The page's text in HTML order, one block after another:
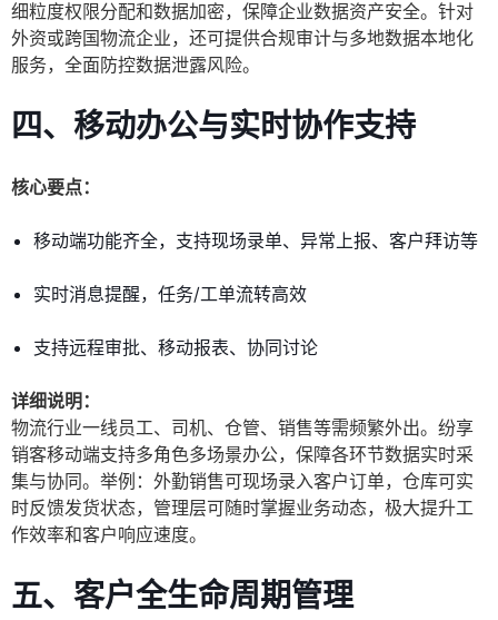
细粒度权限分配和数据加密，保障企业数据资产安全。针对
外资或跨国物流企业，还可提供合规审计与多地数据本地化
服务，全面防控数据泄露风险。
四、移动办公与实时协作支持
核心要点：
移动端功能齐全，支持现场录单、异常上报、客户拜访等
实时消息提醒，任务/工单流转高效
支持远程审批、移动报表、协同讨论
详细说明：
物流行业一线员工、司机、仓管、销售等需频繁外出。纷享
销客移动端支持多角色多场景办公，保障各环节数据实时采
集与协同。举例：外勤销售可现场录入客户订单，仓库可实
时反馈发货状态，管理层可随时掌握业务动态，极大提升工
作效率和客户响应速度。
五、客户全生命周期管理